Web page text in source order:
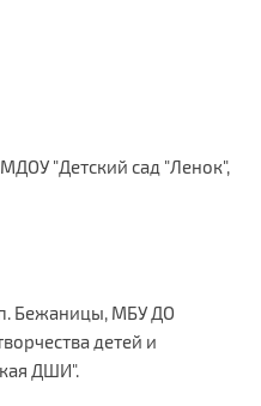
МДОУ "Детский сад "Ленок",
Бежаницы, МБУ ДО
детей и
ДШИ".